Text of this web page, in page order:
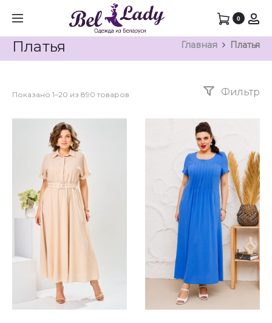
0
Платья Главная Платья
Показано 1–20 из 890 товаров Фильтр